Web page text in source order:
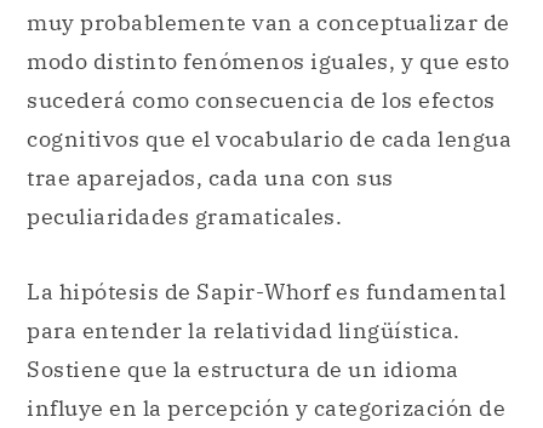
muy probablemente van a conceptualizar de
modo distinto fenómenos iguales, y que esto
sucederá como consecuencia de los efectos
cognitivos que el vocabulario de cada lengua
trae aparejados, cada una con sus
peculiaridades gramaticales.
La hipótesis de Sapir-Whorf es fundamental
para entender la relatividad lingüística.
Sostiene que la estructura de un idioma
influye en la percepción y categorización de